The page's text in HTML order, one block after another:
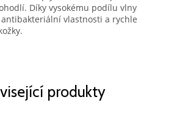
produkty
Díky vysokému podílu vlny
vlastnosti a rychle